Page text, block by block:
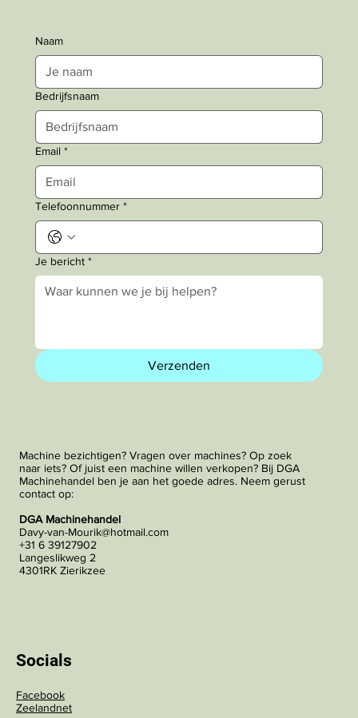
Socials
Facebook
Zeelandnet
Naam
Bedrijfsnaam
Email *
Telefoonnummer *
Je bericht *
Verzenden
Machine bezichtigen? Vragen over machines? Op zoek
naar iets? Of juist een machine willen verkopen? Bij DGA
Machinehandel ben je aan het goede adres. Neem gerust
contact op:
DGA Machinehandel
Davy-van-Mourik@hotmail.com
+31 6 39127902
Langeslikweg 2
4301RK Zierikzee